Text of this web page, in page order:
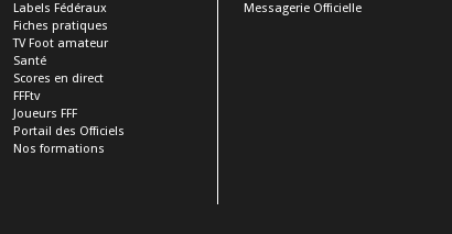
Labels Fédéraux
Fiches pratiques
TV Foot amateur
Santé
Scores en direct
FFFtv
Joueurs FFF
Portail des Officiels
Nos formations
Messagerie Officielle